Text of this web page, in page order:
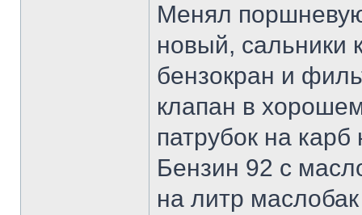
Менял
новый, сальники
бензокран и
клапан в
патрубок на карб
Бензин 92 с
на литр